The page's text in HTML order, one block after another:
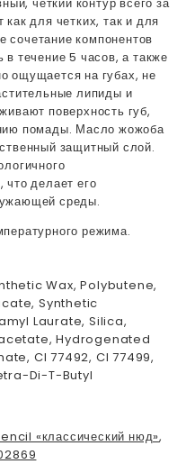
для четких, так и для
компонентов
в течение 5 часов, а также
ощущается на губах, не
липиды и
поверхность губ,
помады. Масло жожоба
защитный слой.
делает его
среды.
режима.
Wax, Polybutene,
Synthetic
Laurate, Silica,
Hydrogenated
CI 77492, CI 77499,
Di-T-Butyl
«классический нюд»,